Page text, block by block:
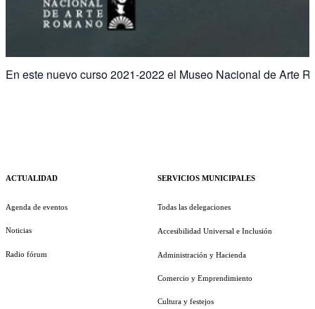
En este nuevo curso 2021-2022 el Museo Nacional de Arte
ACTUALIDAD
Agenda de eventos
Noticias
Radio fórum
SERVICIOS MUNICIPALES
Todas las delegaciones
Accesibilidad Universal e Inclusión
Administración y Hacienda
Comercio y Emprendimiento
Cultura y festejos